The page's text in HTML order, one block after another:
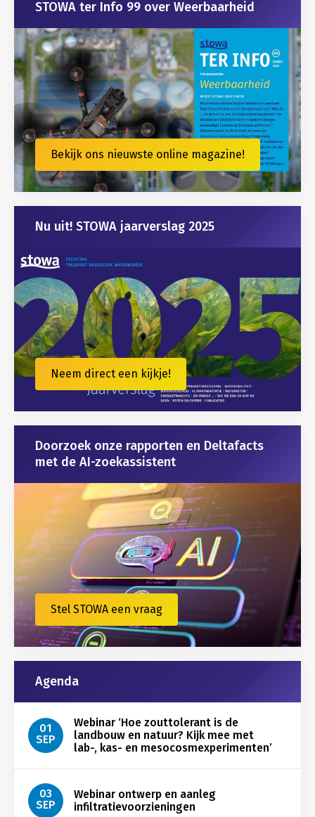
STOWA ter Info 99 over Weerbaarheid
Bekijk ons nieuwste online magazine!
Nu uit! STOWA jaarverslag 2025
Neem direct een kijkje!
Doorzoek onze rapporten en Deltafacts
met de AI-zoekassistent
Stel STOWA een vraag
Agenda
01
SEP
Webinar ‘Hoe zouttolerant is de
landbouw en natuur? Kijk mee met
lab-, kas- en mesocosmexperimenten’
03
SEP
Webinar ontwerp en aanleg
infiltratievoorzieningen